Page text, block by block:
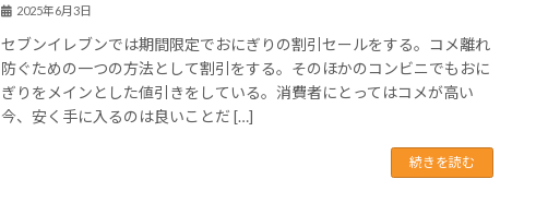
2025年6月3日
セブンイレブンでは期間限定でおにぎりの割引セールをする。コメ離れ
防ぐための一つの方法として割引をする。そのほかのコンビニでもおに
ぎりをメインとした値引きをしている。消費者にとってはコメが高い
今、安く手に入るのは良いことだ […]
続きを読む